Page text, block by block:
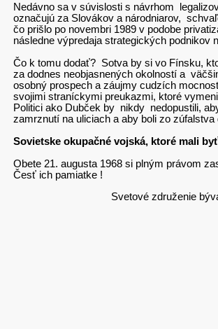
Nedávno sa v súvislosti s návrhom
označujú za Slovákov a národniarov,
čo prišlo po novembri 1989 v podobe
následne výpredaja strategických podnikov
Čo k tomu dodať? Sotva by si vo Fínsku,
za dodnes neobjasnených okolností a
osobný prospech a záujmy cudzích
svojimi straníckymi preukazmi, ktoré
Politici ako Dubček by nikdy nedopustili,
zamrznutí na uliciach a aby boli zo
Sovietske okupačné vojská, ktoré mali
Obete 21. augusta 1968 si plným právom
Česť ich pamiatke !
Svetové združenie bývalých